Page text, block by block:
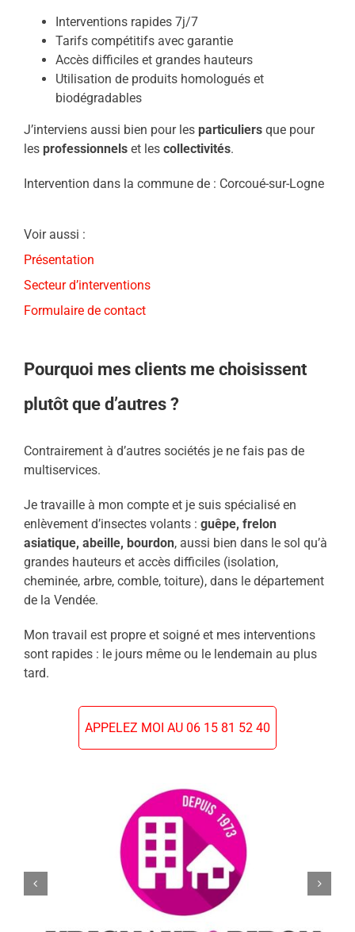
Interventions rapides 7j/7
Tarifs compétitifs avec garantie
Accès difficiles et grandes hauteurs
Utilisation de produits homologués et
biodégradables
J’interviens aussi bien pour les particuliersque pour
les professionnelset les collectivités.
Intervention dans la commune de : Corcoué-sur-Logne
Voir aussi :
Présentation
Secteur d’interventions
Formulaire de contact
Pourquoi mes clients me choisissent
plutôt que d’autres ?
Contrairement à d’autres sociétés je ne fais pas de
multiservices.
Je travaille à mon compte et je suis spécialisé en
enlèvement d’insectes volants : guêpe, frelon
asiatique, abeille, bourdon, aussi bien dans le sol qu’à
grandes hauteurs et accès difficiles (isolation,
cheminée, arbre, comble, toiture), dans le département
de la Vendée.
Mon travail est propre et soigné et mes interventions
sont rapides : le jours même ou le lendemain au plus
tard.
APPELEZ MOI AU 06 15 81 52 40